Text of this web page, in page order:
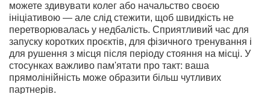
можете здивувати колег або начальство своєю
ініціативою — але слід стежити, щоб швидкість не
перетворювалась у недбалість. Сприятливий час для
запуску коротких проєктів, для фізичного тренування і
для рушення з місця після періоду стояння на місці. У
стосунках важливо пам'ятати про такт: ваша
прямолінійність може образити більш чутливих
партнерів.